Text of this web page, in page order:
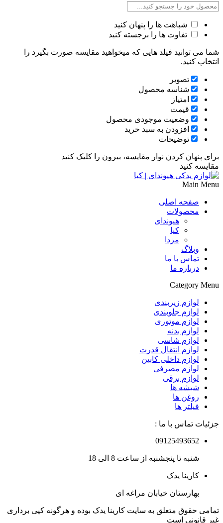
شباهت ها را پنهان کنید
تفاوت ها را برجسته کنید
شما می توانید فیلد هایی که میخواهید مقایسه صورت بگیرد را
انتخاب کنید.
تصویر
شناسه محصول
امتیاز
قیمت
وضعیت موجودی محصول
افزودن به سبد خرید
توضیحات
برای پنهان کردن نوار مقایسه، بیرون را کلیک کنید
مقایسه کنید
Main Menu
صفحه اصلی
محصولات
هیوندای
کیا
مزدا
وبلاگ
تماس با ما
درباره ما
Category Menu
لوازم زیربندی
لوازم جلوبندی
لوازم موتوری
لوازم بدنه
لوازم شاسی
لوازم انتقال قدرت
لوازم داخلی کابین
لوازم مصرفی
لوازم برقی
شیشه ها
روغن ها
فیلتر ها
جزئیات تماس با ما :
09125493652
شنبه تا پنجشنبه از ساعت 8 الی 18
کارینا یدک
بهارستان خیابان مراغه ای
تمامی حقوق متعلق به سایت کارینا یدک بوده و هرگونه کپی برداری
غیر قانونی است